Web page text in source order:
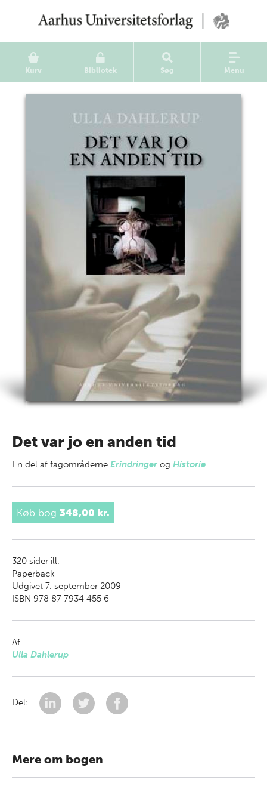
Kurv Bibliotek Søg Menu
Det var jo en anden tid
En del af fagområderne Erindringerog Historie
Køb bog 348,00 kr.
320 sider ill.
Paperback
Udgivet 7. september 2009
ISBN 978 87 7934 455 6
Af
Ulla Dahlerup
Del:
Mere om bogen